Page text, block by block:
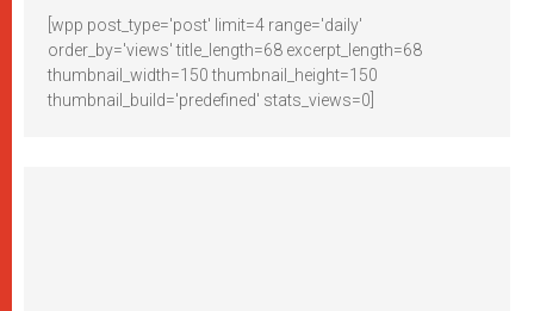
[wpp post_type='post' limit=4 range='daily'
order_by='views' title_length=68 excerpt_length=68
thumbnail_width=150 thumbnail_height=150
thumbnail_build='predefined' stats_views=0]